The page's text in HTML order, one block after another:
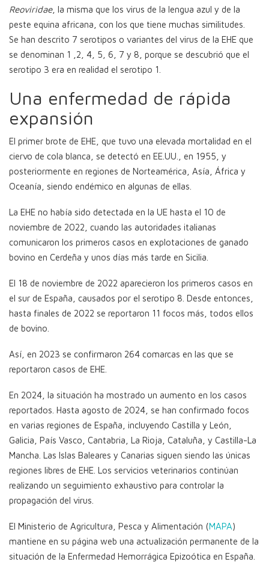
Reoviridae, la misma que los virus de la lengua azul y de la
peste equina africana, con los que tiene muchas similitudes.
Se han descrito 7 serotipos o variantes del virus de la EHE que
se denominan 1 ,2, 4, 5, 6, 7 y 8, porque se descubrió que el
serotipo 3 era en realidad el serotipo 1.
Una enfermedad de rápida
expansión
El primer brote de EHE, que tuvo una elevada mortalidad en el
ciervo de cola blanca, se detectó en EE.UU., en 1955, y
posteriormente en regiones de Norteamérica, Asía, África y
Oceanía, siendo endémico en algunas de ellas.
La EHE no había sido detectada en la UE hasta el 10 de
noviembre de 2022, cuando las autoridades italianas
comunicaron los primeros casos en explotaciones de ganado
bovino en Cerdeña y unos días más tarde en Sicilia.
El 18 de noviembre de 2022 aparecieron los primeros casos en
el sur de España, causados por el serotipo 8. Desde entonces,
hasta finales de 2022 se reportaron 11 focos más, todos ellos
de bovino.
Así, en 2023 se confirmaron 264 comarcas en las que se
reportaron casos de EHE.
En 2024, la situación ha mostrado un aumento en los casos
reportados. Hasta agosto de 2024, se han confirmado focos
en varias regiones de España, incluyendo Castilla y León,
Galicia, País Vasco, Cantabria, La Rioja, Cataluña, y Castilla-La
Mancha. Las Islas Baleares y Canarias siguen siendo las únicas
regiones libres de EHE. Los servicios veterinarios continúan
realizando un seguimiento exhaustivo para controlar la
propagación del virus.
El Ministerio de Agricultura, Pesca y Alimentación (MAPA)
mantiene en su página web una actualización permanente de la
situación de la Enfermedad Hemorrágica Epizoótica en España.